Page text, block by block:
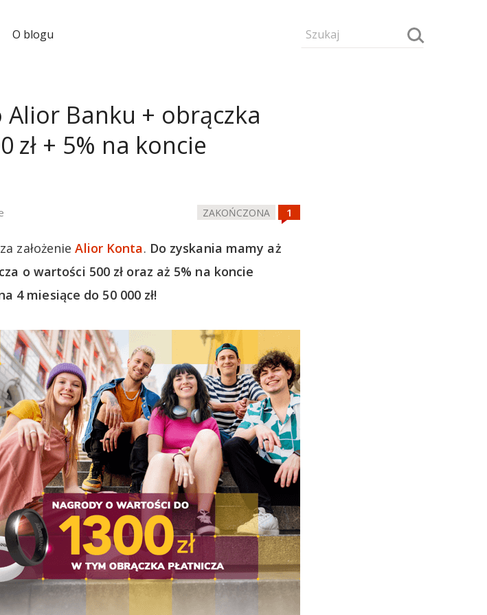
O blogu
Alior Banku + obrączka
zł + 5% na koncie
ZAKOŃCZONA
założenieAlior Konta. Do zyskania mamy aż
o wartości 500 zł oraz aż 5% na koncie
4 miesiące do 50 000 zł!